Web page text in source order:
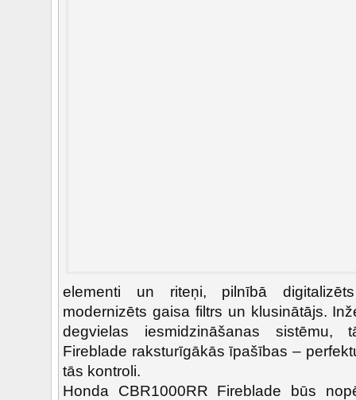
elementi un riteņi, pilnībā
modernizēts gaisa filtrs un klusinātājs.
degvielas iesmidzināšanas sistēmu,
Fireblade raksturīgākās īpašības –
tās kontroli.
Honda CBR1000RR Fireblade būs